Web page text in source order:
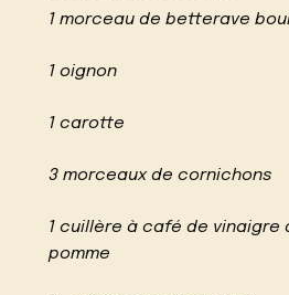
1 morceau de betterave
1 oignon
1 carotte
3 morceaux de cornichons
1 cuillère à café de vinaigre
pomme